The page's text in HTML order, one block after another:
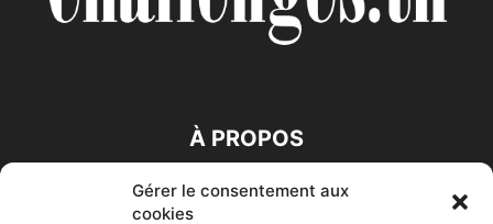
Gérer le consentement aux
cookies
À PROPOS
SUIVEZ NOUS